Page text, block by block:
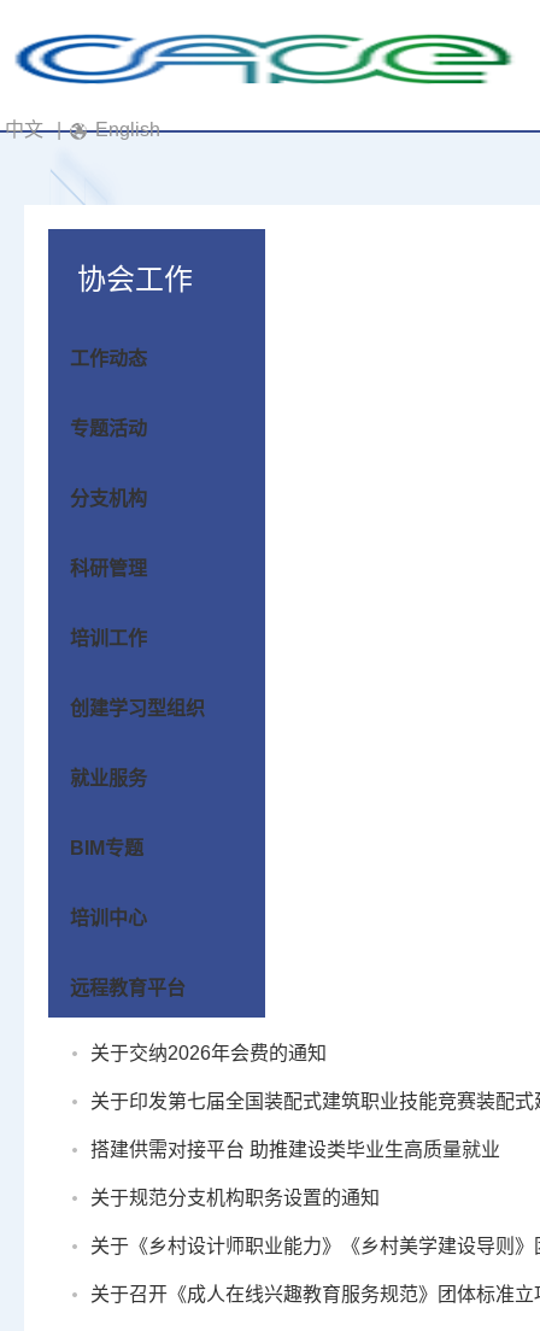
中文 | English
协会工作
工作动态
专题活动
分支机构
科研管理
培训工作
创建学习型组织
就业服务
BIM专题
培训中心
远程教育平台
关于交纳2026年会费的通知
关于印发第七届全国装配式建筑职业技能竞赛装配
搭建供需对接平台 助推建设类毕业生高质量就业
关于规范分支机构职务设置的通知
关于《乡村设计师职业能力》《乡村美学建设导则
关于召开《成人在线兴趣教育服务规范》团体标准